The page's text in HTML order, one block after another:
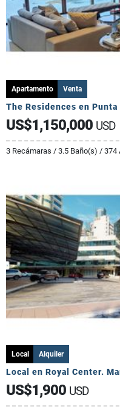
Apartamento Venta
The Residences en
US$1,150,000 USD
3 Recámaras / 3.5 Baño(s) / 374
Local Alquiler
Local en Royal Center.
US$1,900 USD